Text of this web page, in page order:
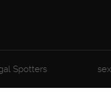
Spotters